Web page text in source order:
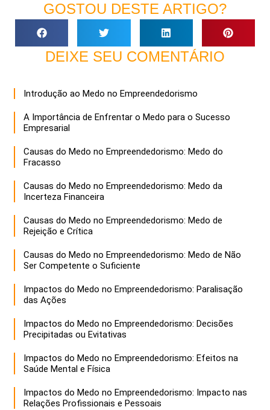
GOSTOU DESTE ARTIGO?
DEIXE SEU COMENTÁRIO
Introdução ao Medo no Empreendedorismo
A Importância de Enfrentar o Medo para o Sucesso
Empresarial
Causas do Medo no Empreendedorismo: Medo do
Fracasso
Causas do Medo no Empreendedorismo: Medo da
Incerteza Financeira
Causas do Medo no Empreendedorismo: Medo de
Rejeição e Crítica
Causas do Medo no Empreendedorismo: Medo de Não
Ser Competente o Suficiente
Impactos do Medo no Empreendedorismo: Paralisação
das Ações
Impactos do Medo no Empreendedorismo: Decisões
Precipitadas ou Evitativas
Impactos do Medo no Empreendedorismo: Efeitos na
Saúde Mental e Física
Impactos do Medo no Empreendedorismo: Impacto nas
Relações Profissionais e Pessoais